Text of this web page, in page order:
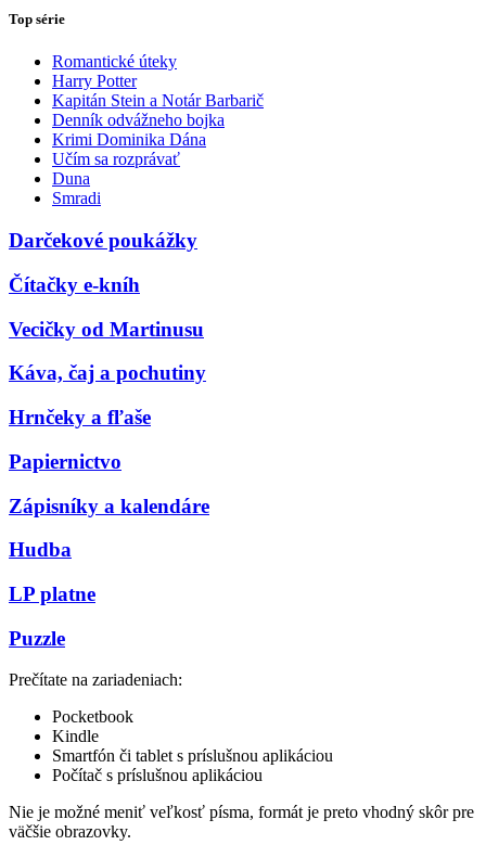
Top série
Romantické úteky
Harry Potter
Kapitán Stein a Notár Barbarič
Denník odvážneho bojka
Krimi Dominika Dána
Učím sa rozprávať
Duna
Smradi
Darčekové poukážky
Čítačky e-kníh
Vecičky od Martinusu
Káva, čaj a pochutiny
Hrnčeky a fľaše
Papiernictvo
Zápisníky a kalendáre
Hudba
LP platne
Puzzle
Prečítate na zariadeniach:
Pocketbook
Kindle
Smartfón či tablet s príslušnou aplikáciou
Počítač s príslušnou aplikáciou
Nie je možné meniť veľkosť písma, formát je preto vhodný skôr pre
väčšie obrazovky.